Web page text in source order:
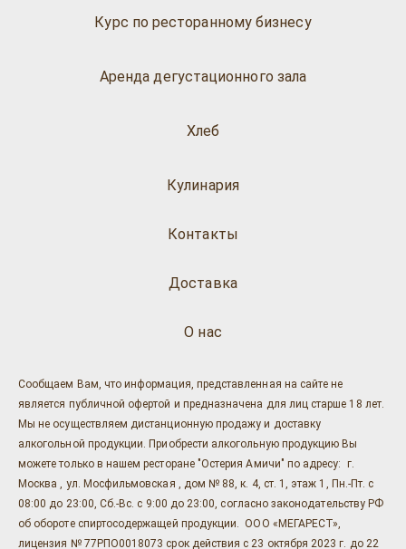
Курс по ресторанному бизнесу
Аренда дегустационного зала
Хлеб
Кулинария
О нас
Доставка
Контакты
Сообщаем Вам, что информация, представленная на сайте не
является публичной офертой и предназначена для лиц старше 18 лет.
Мы не осуществляем дистанционную продажу и доставку
алкогольной продукции. Приобрести алкогольную продукцию Вы
можете только в нашем ресторане "Остерия Амичи" по адресу: г.
Москва , ул. Мосфильмовская , дом № 88, к. 4, ст. 1, этаж 1, Пн.-Пт. с
08:00 до 23:00, Сб.-Вс. с 9:00 до 23:00, согласно законодательству РФ
об обороте спиртосодержащей продукции. ООО «МЕГАРЕСТ»,
лицензия № 77РПО0018073 срок действия с 23 октября 2023 г. до 22